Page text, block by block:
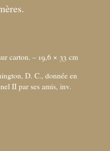
carton. – 19,6 × 33 cm
D. C., donnée en
II par ses amis, inv.